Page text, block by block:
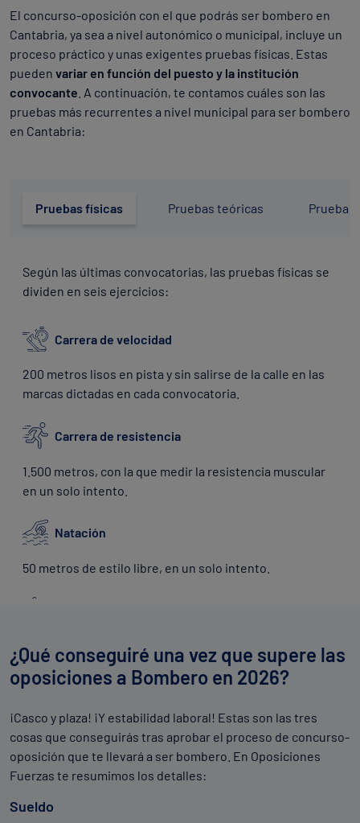
El concurso-oposición con el que podrás ser bombero en
Cantabria, ya sea a nivel autonómico o municipal, incluye un
proceso práctico y unas exigentes pruebas físicas. Estas
pueden variar en función del puesto y la institución
convocante . A continuación, te contamos cuáles son las
pruebas más recurrentes a nivel municipal para ser bombero
en Cantabria:
Pruebas físicas Pruebas teóricas Prueba
Según las últimas convocatorias, las pruebas físicas se
dividen en seis ejercicios:
Carrera de velocidad
200 metros lisos en pista y sin salirse de la calle en las
marcas dictadas en cada convocatoria.
Carrera de resistencia
1.500 metros, con la que medir la resistencia muscular
en un solo intento.
Natación
50 metros de estilo libre, en un solo intento.
Colgada a 6 metros, sin apoyo de piernas, partiendo de
una posición sentada y sin contacto entre los pies y la
superficie de partida.
Salto de longitud
Con pies juntos, para medir la potencia extensora del
tren inferior.
¿Qué conseguiré una vez que supere las
oposiciones a Bombero en 2026?
¡Casco y plaza! ¡Y estabilidad laboral! Estas son las tres
cosas que conseguirás tras aprobar el proceso de concurso-
oposición que te llevará a ser bombero. En Oposiciones
Fuerzas te resumimos los detalles:
Sueldo